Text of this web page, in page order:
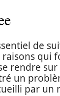
de
raisons qui
rendre sur
un
par un